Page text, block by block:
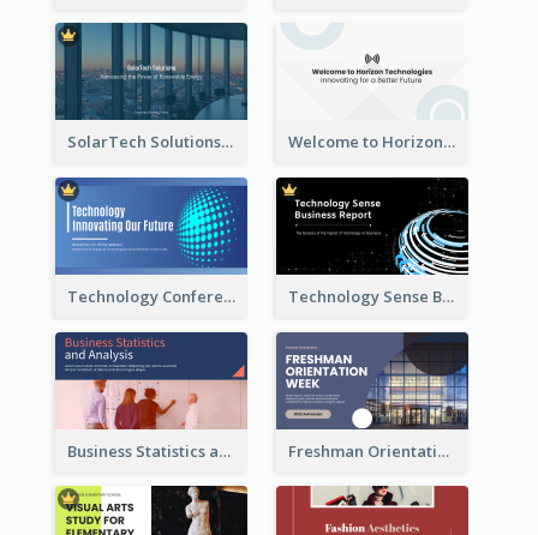
SolarTech Solutions Company Overview Welcome to Horizon Technologies- Innovating for a Better Future
Technology Conference Presentation Technology Sense Business Report
Business Statistics and Analysis Presentation Freshman Orientation Week Presentation